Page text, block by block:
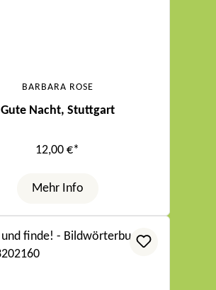
BARBARA ROSE
Gute Nacht, Stuttgart
12,00 €*
Mehr Info